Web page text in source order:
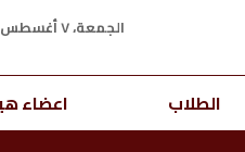
الجمعة، ٧ أغسطس ٢٠٢٦ م
الطلاب اعضاء